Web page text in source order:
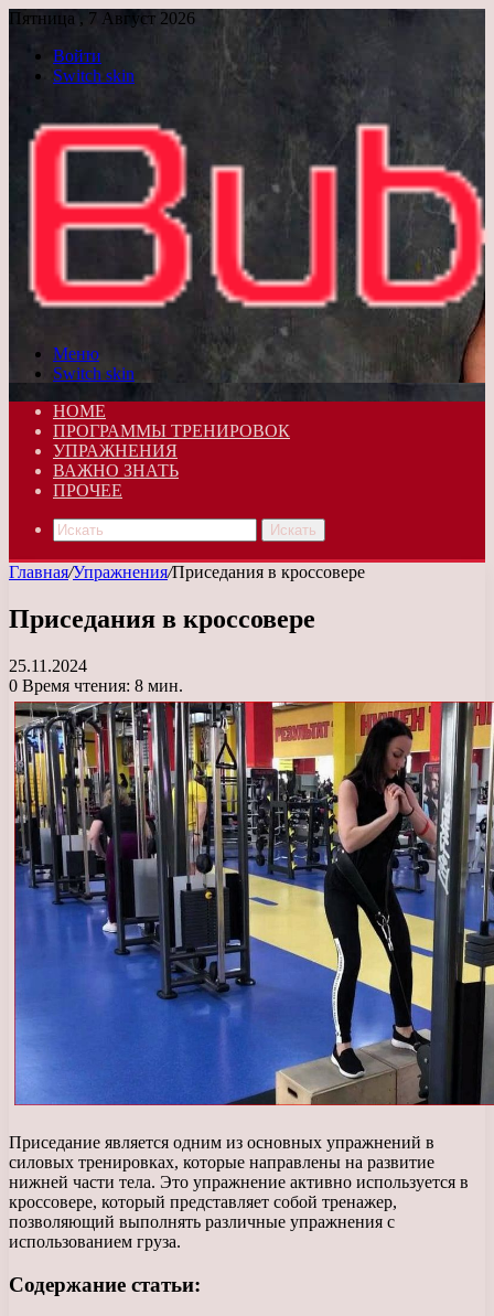
Пятница , 7 Август 2026
Войти
Switch skin
Меню
Switch skin
HOME
ПРОГРАММЫ ТРЕНИРОВОК
УПРАЖНЕНИЯ
ВАЖНО ЗНАТЬ
ПРОЧЕЕ
Искать
Главная/Упражнения/Приседания в кроссовере
Приседания в кроссовере
25.11.2024
0 Время чтения: 8 мин.
Приседание является одним из основных упражнений в
силовых тренировках, которые направлены на развитие
нижней части тела. Это упражнение активно используется в
кроссовере, который представляет собой тренажер,
позволяющий выполнять различные упражнения с
использованием груза.
Содержание статьи: